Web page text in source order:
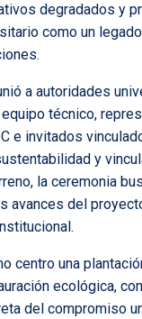
degradados y
como un
a autoridades
técnico,
e invitados
y
la ceremonia
avances del
centro una
ecológica,
del compromiso